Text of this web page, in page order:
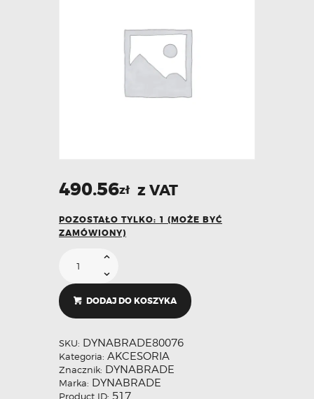
490.56zł z VAT
POZOSTAŁO TYLKO: 1 (MOŻE BYĆ
ZAMÓWIONY)
DODAJ DO KOSZYKA
SKU: DYNABRADE80076
Kategoria: AKCESORIA
Znacznik: DYNABRADE
Marka: DYNABRADE
Product ID: